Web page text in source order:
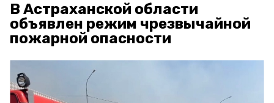
В Астраханской области
объявлен режим чрезвычайной
пожарной опасности